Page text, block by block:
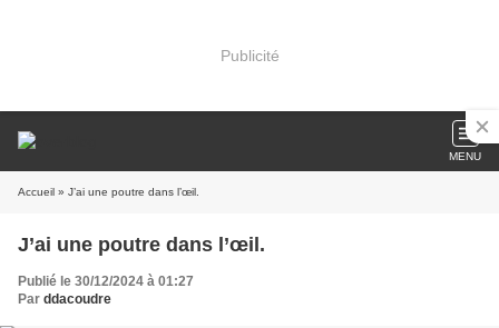
Publicité
MENU
Accueil » J’ai une poutre dans l’œil.
J’ai une poutre dans l’œil.
Publié le 30/12/2024 à 01:27
Par ddacoudre